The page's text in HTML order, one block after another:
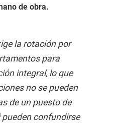
de obra.
la rotación por
para
integral, lo que
no se pueden
de un puesto de
confundirse